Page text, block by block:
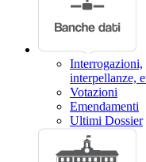
Interrogazioni,
interpellanze,
Votazioni
Emendamenti
Ultimi Dossier